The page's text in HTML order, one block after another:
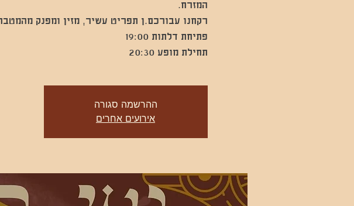
תחילת מופע 20:30
ההרשמה סגורה
אירועים אחרים